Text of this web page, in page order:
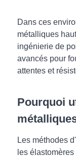
Dans ces
métalliques
ingénierie de
avancés pour
attentes et
Pourquoi
Les méthodes
les